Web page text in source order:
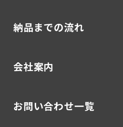
納品までの流れ
会社案内
お問い合わせ一覧